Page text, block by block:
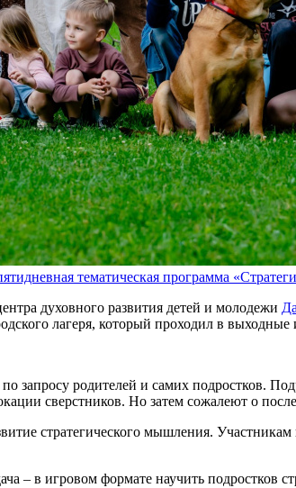
тематическая программа
духовного развития детей и молодежи
лагеря, который проходил в
запросу родителей и самих подростков.
сверстников. Но затем сожалеют о
стратегического мышления.
– в игровом формате научить подростков